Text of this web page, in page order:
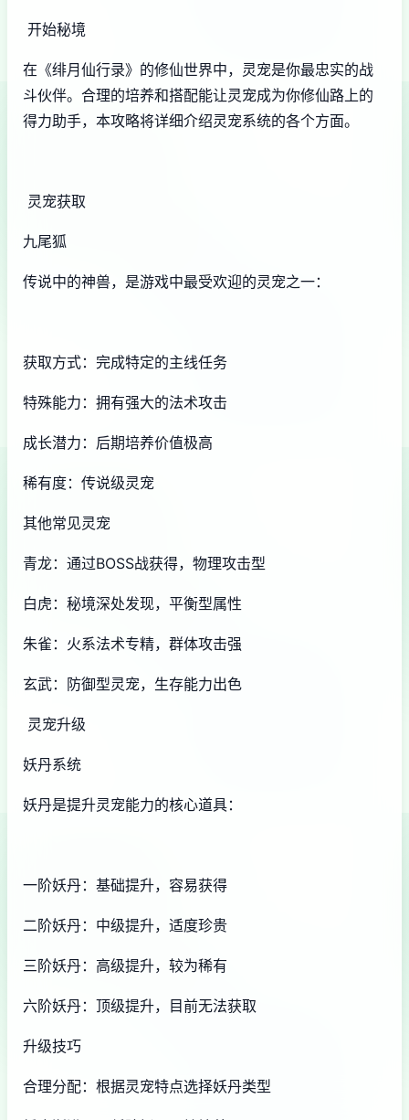
开始秘境
在《绯月仙行录》的修仙世界中，灵宠是你最忠实的战
斗伙伴。合理的培养和搭配能让灵宠成为你修仙路上的
得力助手，本攻略将详细介绍灵宠系统的各个方面。
灵宠获取
九尾狐
传说中的神兽，是游戏中最受欢迎的灵宠之一：
获取方式：完成特定的主线任务
特殊能力：拥有强大的法术攻击
成长潜力：后期培养价值极高
稀有度：传说级灵宠
其他常见灵宠
青龙：通过BOSS战获得，物理攻击型
白虎：秘境深处发现，平衡型属性
朱雀：火系法术专精，群体攻击强
玄武：防御型灵宠，生存能力出色
灵宠升级
妖丹系统
妖丹是提升灵宠能力的核心道具：
一阶妖丹：基础提升，容易获得
二阶妖丹：中级提升，适度珍贵
三阶妖丹：高级提升，较为稀有
六阶妖丹：顶级提升，目前无法获取
升级技巧
合理分配：根据灵宠特点选择妖丹类型